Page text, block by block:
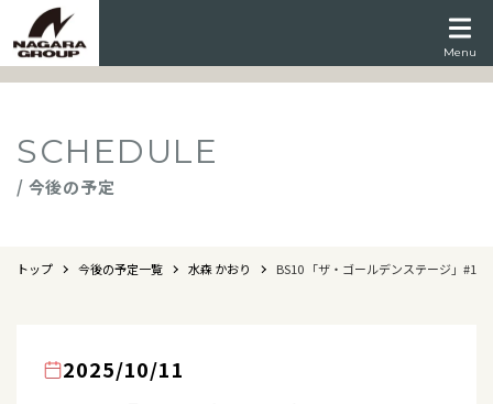
Menu
SCHEDULE
/ 今後の予定
トップ 今後の予定一覧 水森 かおり BS10 「ザ・ゴールデンステージ」#1
2025/10/11